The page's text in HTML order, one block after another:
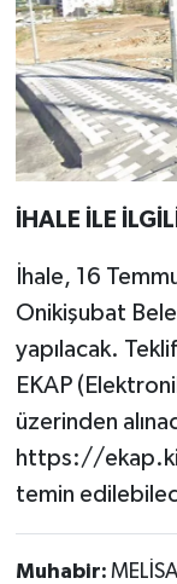
İHALE İLE
İhale, 16
Onikişubat
yapılacak.
EKAP
üzerinden
https://
temin
Muhabir: